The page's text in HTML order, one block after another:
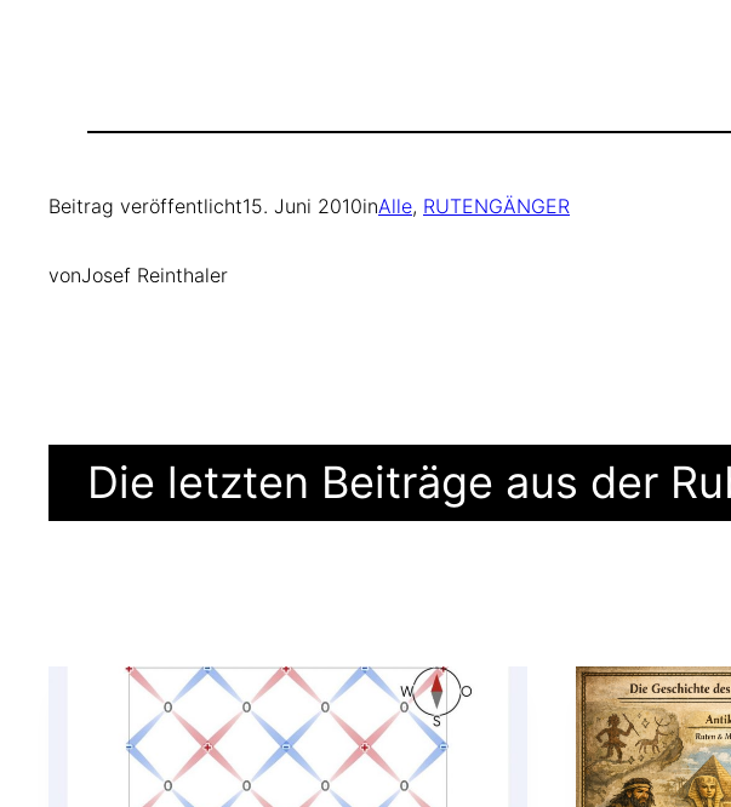
Beitrag veröffentlicht15. Juni 2010inAlle, RUTENGÄNGER
vonJosef Reinthaler
Die letzten Beiträge aus der